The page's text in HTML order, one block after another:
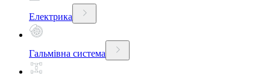
Електрика
Гальмівна система